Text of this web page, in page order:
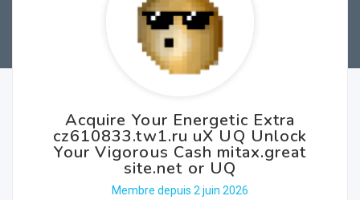
Acquire Your Energetic Extra
cz610833.tw1.ru uX UQ Unlock
Your Vigorous Cash mitax.great
site.net or UQ
Membre depuis 2 juin 2026